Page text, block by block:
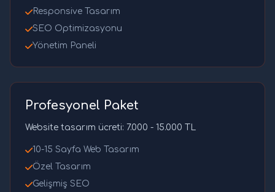
Responsive Tasarım
SEO Optimizasyonu
Yönetim Paneli
Profesyonel Paket
Website tasarım ücreti: 7.000 - 15.000 TL
10-15 Sayfa Web Tasarım
Özel Tasarım
Gelişmiş SEO